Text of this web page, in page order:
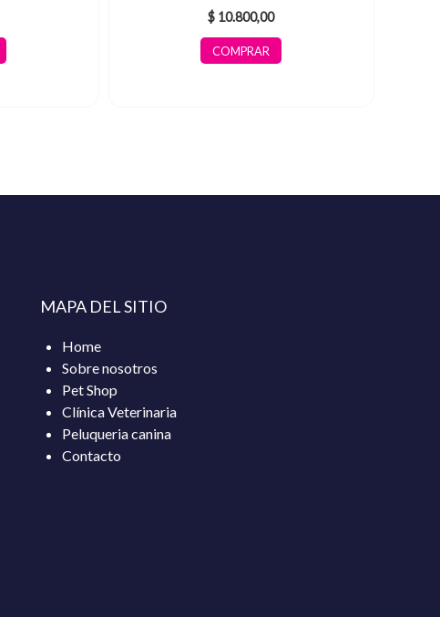
$ 10.800,00
COMPRAR
MAPA DEL SITIO
Home
Sobre nosotros
Pet Shop
Clínica Veterinaria
Peluqueria canina
Contacto